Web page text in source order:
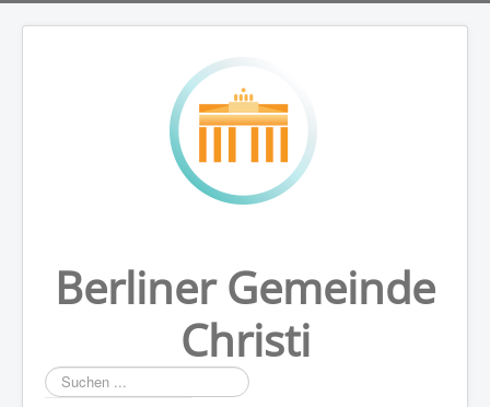
Berliner Gemeinde
Christi
Suchen
...